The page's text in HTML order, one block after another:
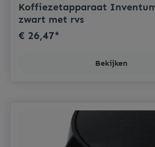
Koffiezetapparaat
zwart met rvs
€ 26,47*
Bekijken